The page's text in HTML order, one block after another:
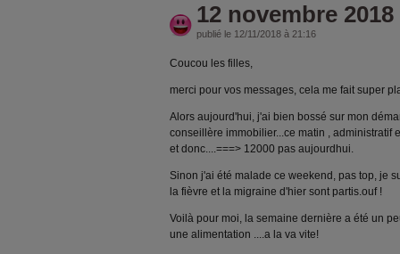
12 novembre 2018
publié le 12/11/2018 à 21:16
Coucou les filles,
merci pour vos messages, cela me fait super
Alors aujourd'hui, j'ai bien bossé sur mon
conseillère immobilier...ce matin , administratif
et donc....===> 12000 pas aujourdhui.
Sinon j'ai été malade ce weekend, pas top, je
la fièvre et la migraine d'hier sont partis.ouf !
Voilà pour moi, la semaine dernière a été un
une alimentation ....a la va vite!